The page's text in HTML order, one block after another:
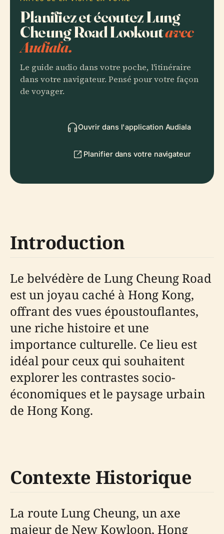
Planifiez et écoutez Lung
Cheung Road Lookoutavec
Audiala.
Le guide audio dans votre poche, l'itinéraire
dans votre navigateur. Pensé pour votre façon
de voyager.
Ouvrir dans l'application Audiala
Planifier dans votre navigateur
Introduction
Le belvédère de Lung Cheung Road
est un joyau caché à Hong Kong,
offrant des vues époustouflantes,
une riche histoire et une
importance culturelle. Ce lieu est
idéal pour ceux qui souhaitent
explorer les contrastes socio-
économiques et le paysage urbain
de Hong Kong.
Contexte Historique
La route Lung Cheung, un axe
majeur de New Kowloon, Hong